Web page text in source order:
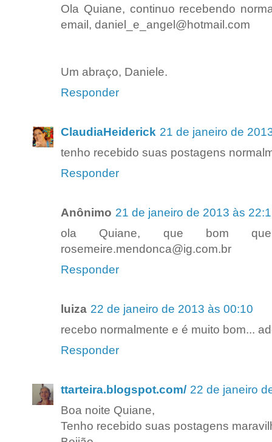
Ola Quiane, continuo recebendo
email, daniel_e_angel@hotmail.com
Um abraço, Daniele.
Responder
ClaudiaHeiderick 21 de janeiro de
tenho recebido suas postagens
Responder
Anônimo 21 de janeiro de 2013 às
ola Quiane, que bom que
rosemeire.mendonca@ig.com.br
Responder
luiza 22 de janeiro de 2013 às 00:10
recebo normalmente e é muito bom...
Responder
ttarteira.blogspot.com/ 22 de janeiro
Boa noite Quiane,
Tenho recebido suas postagens